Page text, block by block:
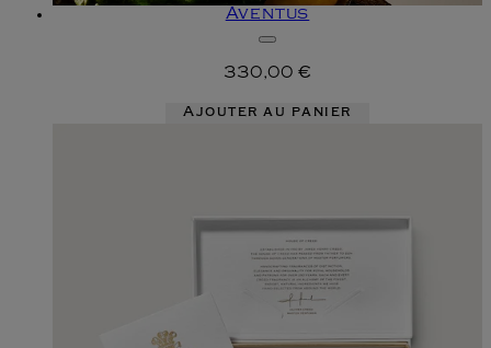
Aventus
330,00 €
Ajouter au panier